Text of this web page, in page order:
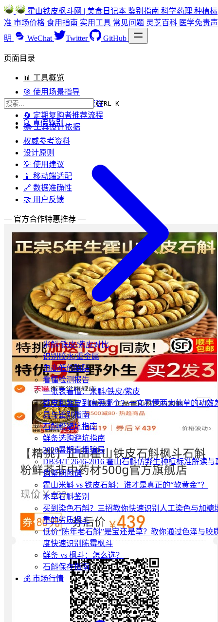
霍山铁皮枫斗网 | 美食日记本 鉴别指南 科学药理 种植标
准 市场价格 食用指南 实用工具 常见问题 灵芝百科 医学免责声
明
WeChat Twitter GitHub
CTRL K
🔍 真假鉴别
米斛/铁皮/紫皮对比
识别胶水/重金属
电商低价陷阱
看懂检测报告
一张表看懂：米斛/铁皮/紫皮
铁皮和紫皮到底买哪个？一文看懂两大仙草的功效
异与鉴别指南
石斛粉避坑指南
鲜条选购避坑指南
2026暑期直播骗局
DB34/T 2646-2016 霍山石斛仿野生种植标准解读与
伪鉴别图谱
霍山米斛 vs 铁皮石斛：谁才是真正的“软黄金”？
水草石斛鉴别
买到染色石斛？三招教你快速识别人工染色与加糖
重的劣质枫斗
低价“陈年老石斛”是宝还是草？教你通过色泽与胶
度快速识别陈霉枫斗
鲜条 vs 枫斗：怎么选？
石斛保存指南
💰 市场行情
页面目录
📊 工具概览
🎯 使用场景指导
🏥 初次使用者推荐流程
🔄 定期复购者推荐流程
📚 工具设计依据
权威参考资料
设计原则
💡 使用建议
📱 移动端适配
🔗 数据准确性
🤝 用户反馈
— 官方合作特惠推荐 —